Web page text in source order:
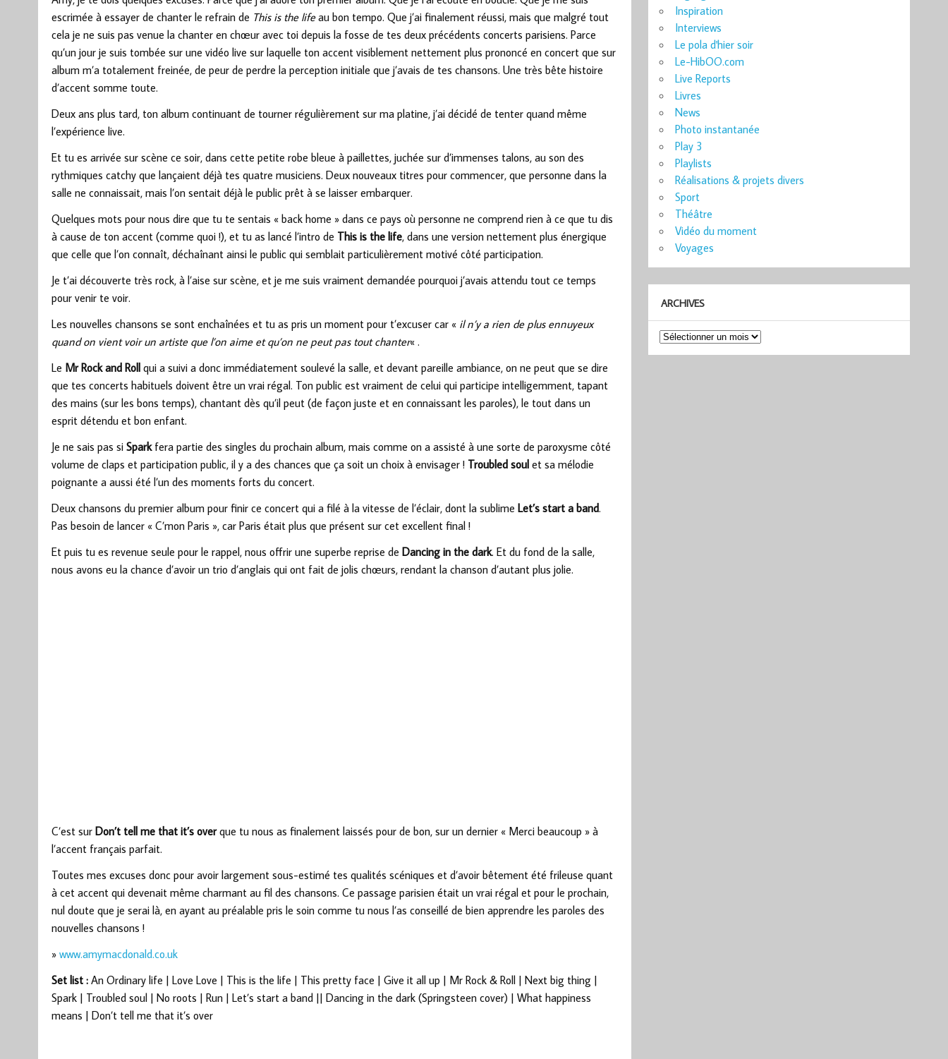
escrimée à essayer de chanter le refrain de This is the lifeau bon tempo. Que j’ai finalement réussi, mais que malgré tout
cela je ne suis pas venue la chanter en chœur avec toi depuis la fosse de tes deux précédents concerts parisiens. Parce
qu’un jour je suis tombée sur une vidéo live sur laquelle ton accent visiblement nettement plus prononcé en concert que sur
album m’a totalement freinée, de peur de perdre la perception initiale que j’avais de tes chansons. Une très bête histoire
d’accent somme toute.
Deux ans plus tard, ton album continuant de tourner régulièrement sur ma platine, j’ai décidé de tenter quand même
l’expérience live.
Et tu es arrivée sur scène ce soir, dans cette petite robe bleue à paillettes, juchée sur d’immenses talons, au son des
rythmiques catchy que lançaient déjà tes quatre musiciens. Deux nouveaux titres pour commencer, que personne dans la
salle ne connaissait, mais l’on sentait déjà le public prêt à se laisser embarquer.
Quelques mots pour nous dire que tu te sentais « back home » dans ce pays où personne ne comprend rien à ce que tu dis
à cause de ton accent (comme quoi !), et tu as lancé l’intro de This is the life, dans une version nettement plus énergique
que celle que l’on connaît, déchaînant ainsi le public qui semblait particulièrement motivé côté participation.
Je t’ai découverte très rock, à l’aise sur scène, et je me suis vraiment demandée pourquoi j’avais attendu tout ce temps
pour venir te voir.
Les nouvelles chansons se sont enchaînées et tu as pris un moment pour t’excuser car « il n’y a rien de plus ennuyeux
quand on vient voir un artiste que l’on aime et qu’on ne peut pas tout chanter« .
Le Mr Rock and Rollqui a suivi a donc immédiatement soulevé la salle, et devant pareille ambiance, on ne peut que se dire
que tes concerts habituels doivent être un vrai régal. Ton public est vraiment de celui qui participe intelligemment, tapant
des mains (sur les bons temps), chantant dès qu’il peut (de façon juste et en connaissant les paroles), le tout dans un
esprit détendu et bon enfant.
Je ne sais pas si Sparkfera partie des singles du prochain album, mais comme on a assisté à une sorte de paroxysme côté
volume de claps et participation public, il y a des chances que ça soit un choix à envisager ! Troubled soulet sa mélodie
poignante a aussi été l’un des moments forts du concert.
Deux chansons du premier album pour finir ce concert qui a filé à la vitesse de l’éclair, dont la sublime Let’s start a band.
Pas besoin de lancer « C’mon Paris », car Paris était plus que présent sur cet excellent final !
Et puis tu es revenue seule pour le rappel, nous offrir une superbe reprise de Dancing in the dark. Et du fond de la salle,
nous avons eu la chance d’avoir un trio d’anglais qui ont fait de jolis chœurs, rendant la chanson d’autant plus jolie.
C’est sur Don’t tell me that it’s overque tu nous as finalement laissés pour de bon, sur un dernier « Merci beaucoup » à
l’accent français parfait.
Toutes mes excuses donc pour avoir largement sous-estimé tes qualités scéniques et d’avoir bêtement été frileuse quant
à cet accent qui devenait même charmant au fil des chansons. Ce passage parisien était un vrai régal et pour le prochain,
nul doute que je serai là, en ayant au préalable pris le soin comme tu nous l’as conseillé de bien apprendre les paroles des
nouvelles chansons !
» www.amymacdonald.co.uk
Set list : An Ordinary life | Love Love | This is the life | This pretty face | Give it all up | Mr Rock & Roll | Next big thing |
Spark | Troubled soul | No roots | Run | Let’s start a band || Dancing in the dark (Springsteen cover) | What happiness
means | Don’t tell me that it’s over
Inspiration
Interviews
Le pola d'hier soir
Le-HibOO.com
Live Reports
Livres
News
Photo instantanée
Play 3
Playlists
Réalisations & projets divers
Sport
Théâtre
Vidéo du moment
Voyages
ARCHIVES
Archives